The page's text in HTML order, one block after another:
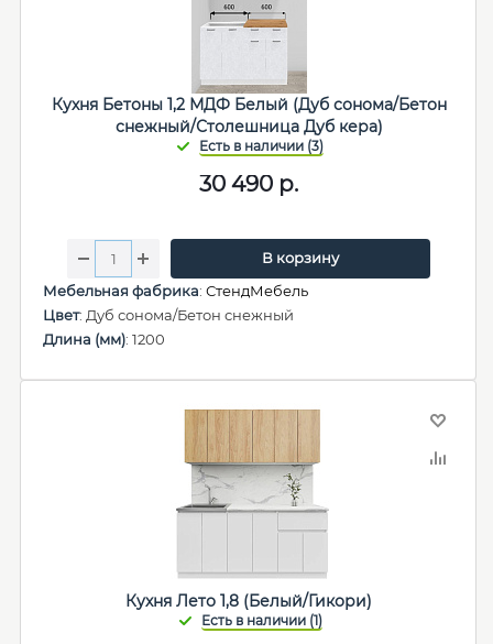
Кухня Бетоны 1,2 МДФ Белый (Дуб сонома/Бетон
снежный/Столешница Дуб кера)
30 490 р.
В корзину
Мебельная фабрика: СтендМебель
Цвет: Дуб сонома/Бетон снежный
Длина (мм): 1200
Кухня Лето 1,8 (Белый/Гикори)